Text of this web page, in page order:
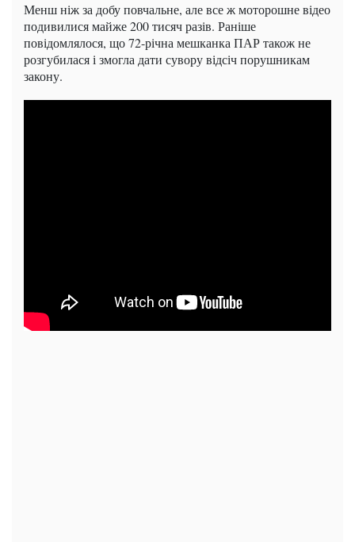
Менш ніж за добу повчальне, але все ж моторошне відео
подивилися майже 200 тисяч разів. Раніше
повідомлялося, що 72-річна мешканка ПАР також не
розгубилася і змогла дати сувору відсіч порушникам
закону.